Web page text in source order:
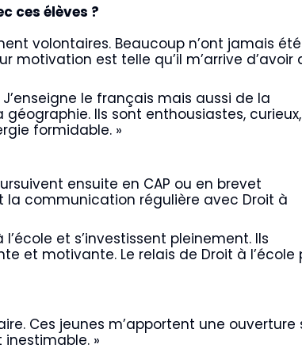
ces élèves ?
volontaires. Beaucoup n’ont jamais été
motivation est telle qu’il m’arrive d’avoir
le français mais aussi de la
Ils sont enthousiastes, curieux,
formidable. »
ensuite en CAP ou en brevet
la communication régulière avec Droit à
et s’investissent pleinement. Ils
et motivante. Le relais de Droit à l’école
Ces jeunes m’apportent une ouverture
»